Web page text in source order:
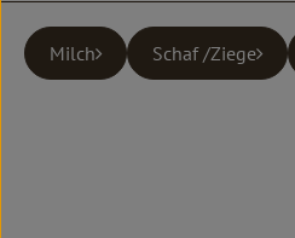
Milch Schaf /Ziege